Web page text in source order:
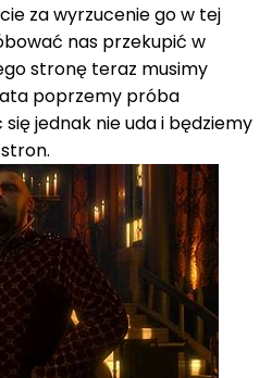
za wyrzucenie go w tej
nas przekupić w
stronę teraz musimy
poprzemy próba
jednak nie uda i będziemy